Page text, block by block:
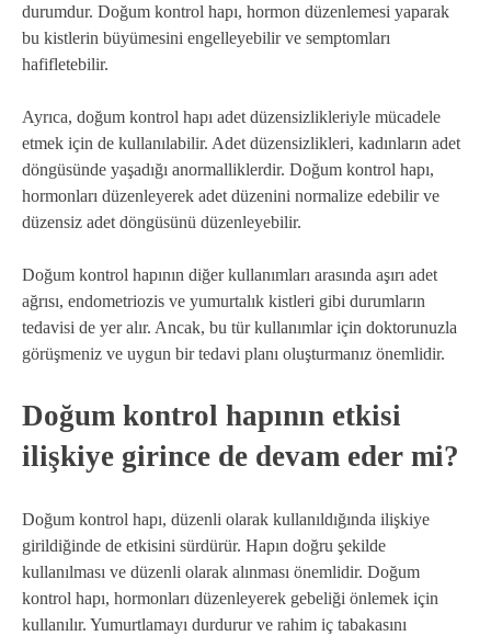
durumdur. Doğum kontrol hapı, hormon düzenlemesi yaparak
bu kistlerin büyümesini engelleyebilir ve semptomları
hafifletebilir.
Ayrıca, doğum kontrol hapı adet düzensizlikleriyle mücadele
etmek için de kullanılabilir. Adet düzensizlikleri, kadınların adet
döngüsünde yaşadığı anormalliklerdir. Doğum kontrol hapı,
hormonları düzenleyerek adet düzenini normalize edebilir ve
düzensiz adet döngüsünü düzenleyebilir.
Doğum kontrol hapının diğer kullanımları arasında aşırı adet
ağrısı, endometriozis ve yumurtalık kistleri gibi durumların
tedavisi de yer alır. Ancak, bu tür kullanımlar için doktorunuzla
görüşmeniz ve uygun bir tedavi planı oluşturmanız önemlidir.
Doğum kontrol hapının etkisi
ilişkiye girince de devam eder mi?
Doğum kontrol hapı, düzenli olarak kullanıldığında ilişkiye
girildiğinde de etkisini sürdürür. Hapın doğru şekilde
kullanılması ve düzenli olarak alınması önemlidir. Doğum
kontrol hapı, hormonları düzenleyerek gebeliği önlemek için
kullanılır. Yumurtlamayı durdurur ve rahim iç tabakasını